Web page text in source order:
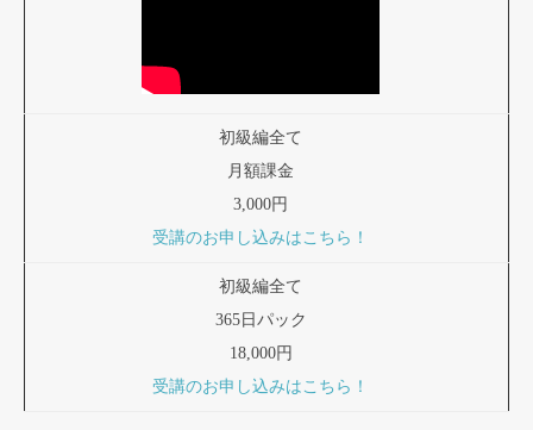
初級編全て
月額課金
3,000円
受講のお申し込みはこちら！
初級編全て
365日パック
18,000円
受講のお申し込みはこちら！